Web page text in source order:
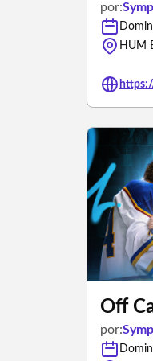
por:
Off
por: